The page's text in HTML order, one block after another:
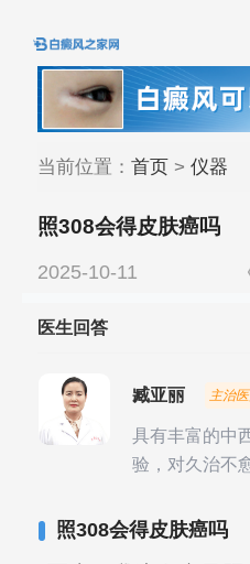
当前位置： 首页> 仪器
照308会得皮肤癌吗
2025-10-11
医生回答
臧亚丽 主治
具有丰富的中
验，对久治不
照308会得皮肤癌吗